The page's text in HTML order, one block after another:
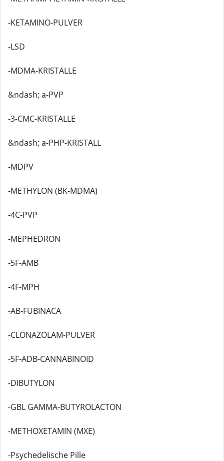
-KETAMINO-PULVER
-LSD
-MDMA-KRISTALLE
&ndash; a-PVP
-3-CMC-KRISTALLE
&ndash; a-PHP-KRISTALL
-MDPV
-METHYLON (BK-MDMA)
-4C-PVP
-MEPHEDRON
-5F-AMB
-4F-MPH
-AB-FUBINACA
-CLONAZOLAM-PULVER
-5F-ADB-CANNABINOID
-DIBUTYLON
-GBL GAMMA-BUTYROLACTON
-METHOXETAMIN (MXE)
-Psychedelische Pille